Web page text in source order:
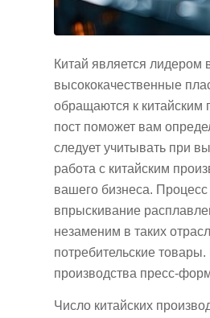
Китай является лидером
высококачественные
обращаются к китайским
пост поможет вам
следует учитывать при
работа с китайским
вашего бизнеса. Процесс
впрыскивание
незаменим в таких
потребительские
производства пресс-
Число китайских